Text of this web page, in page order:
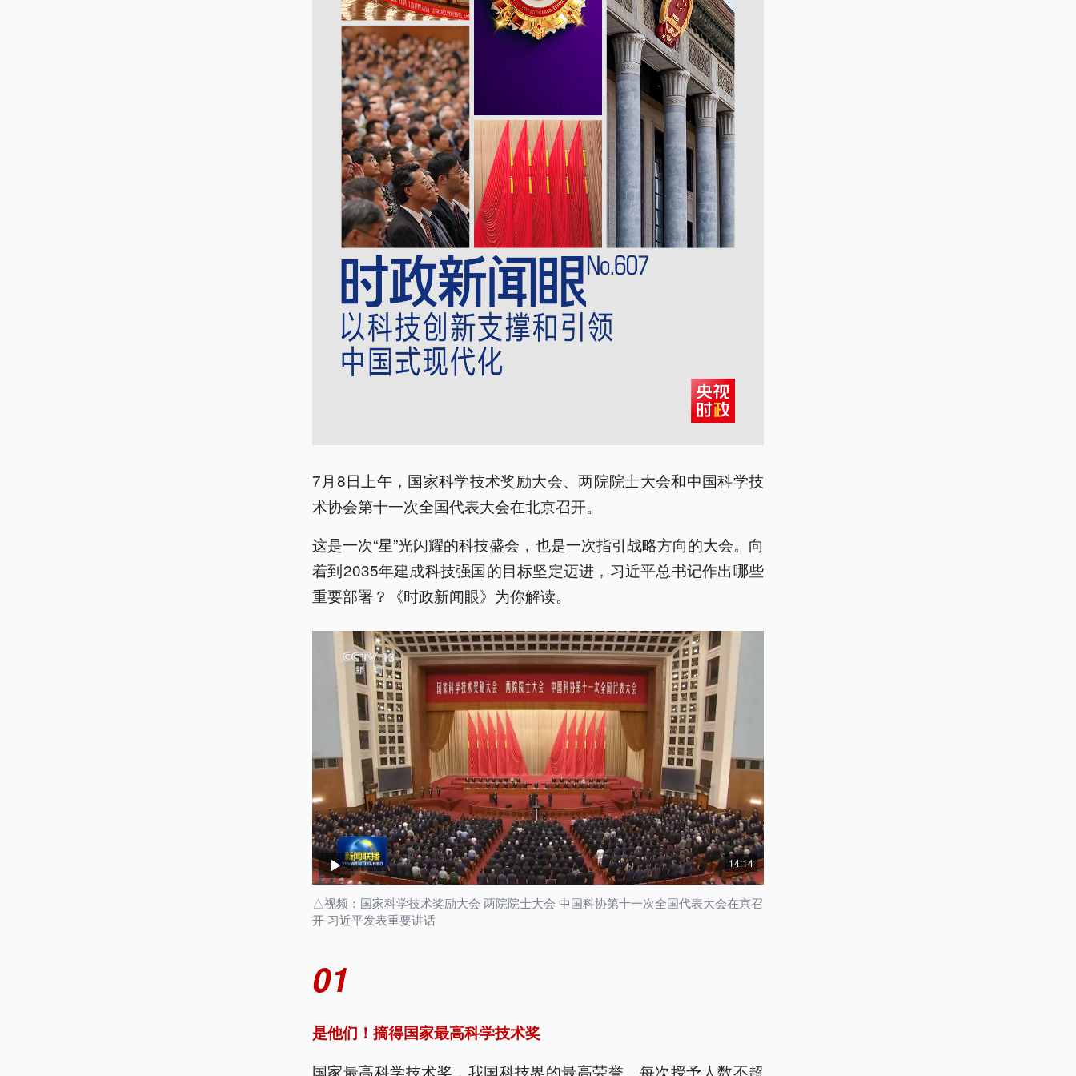
7月8日上午，国家科学技术奖励大会、两院院士大会和中国科学技
术协会第十一次全国代表大会在北京召开。
这是一次“星”光闪耀的科技盛会，也是一次指引战略方向的大会。向
着到2035年建成科技强国的目标坚定迈进，习近平总书记作出哪些
重要部署？《时政新闻眼》为你解读。
14:14
△视频：国家科学技术奖励大会 两院院士大会 中国科协第十一次全国代表大会在京召
开 习近平发表重要讲话
01
是他们！摘得国家最高科学技术奖
国家最高科学技术奖，我国科技界的最高荣誉。每次授予人数不超